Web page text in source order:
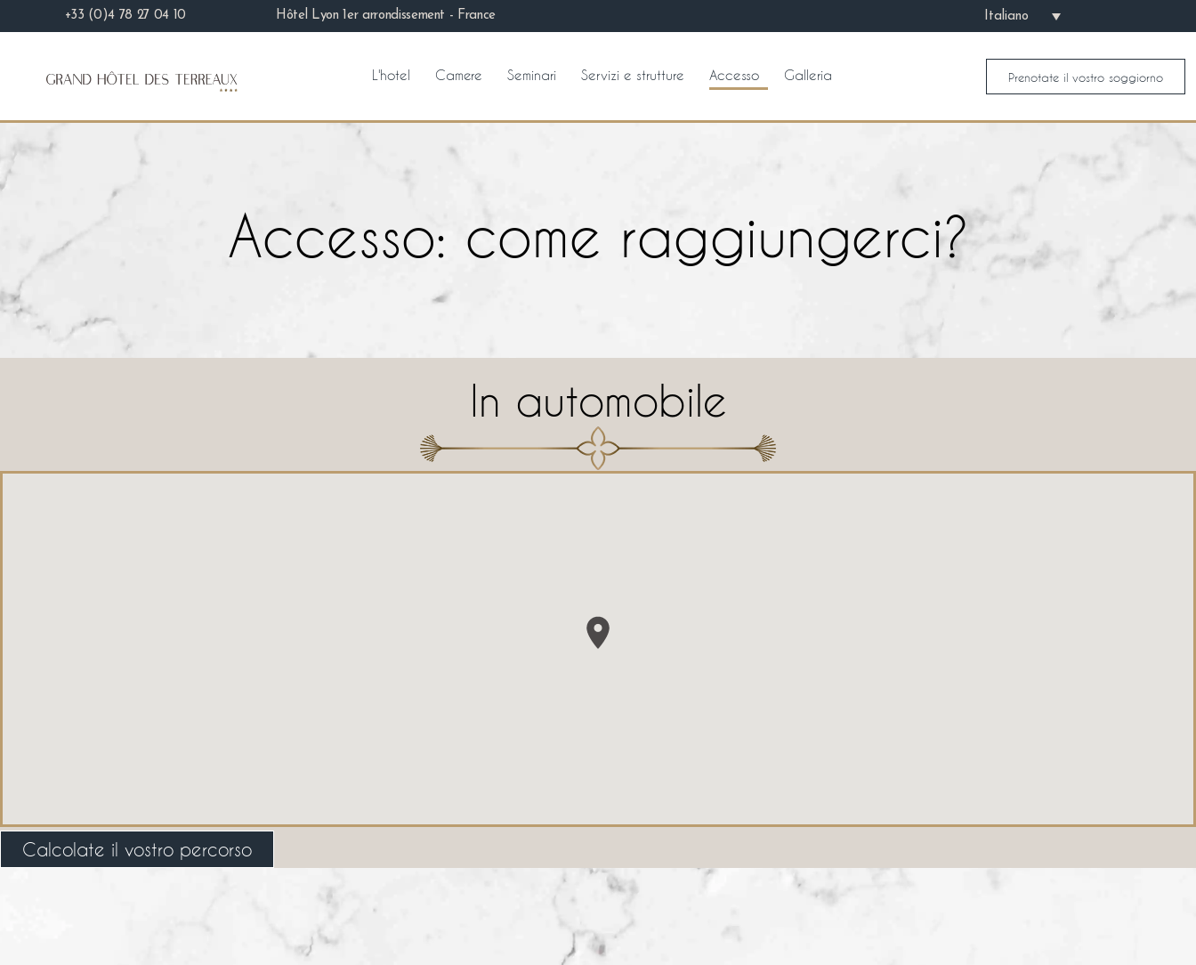
+33 (0)4 78 27 04 10 Hôtel Lyon 1er arrondissement - France Italiano
L'hotel Camere Seminari Servizi e strutture Accesso Galleria Prenotate il vostro soggiorno
Accesso: come raggiungerci?
In automobile
Calcolate il vostro percorso